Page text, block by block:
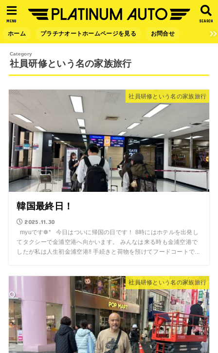
SEARCH
MENU
ホーム プラチナオートホームページを見る お問合せ
社員研修という名の家族旅行
社員研修という名の家族旅行
韓国最終日！
2025.11.30
myuです❁* 今日はついに帰国の日です！ 8時にはホテルを出発し
てタクシーで金浦空港へ向かいます。 みんなは来る時も金浦空港で
したが私は人生初金浦空港‼︎ 手続きと荷物を預けてフードコートで...
社員研修という名の家族旅行